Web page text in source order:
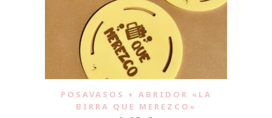
POSAVASOS + ABRIDOR «LA
BIRRA QUE MEREZCO»